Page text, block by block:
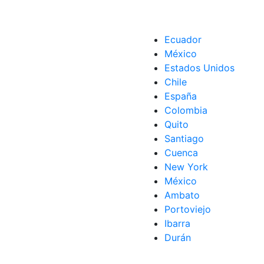
Ecuador
México
Estados Unidos
Chile
España
Colombia
Quito
Santiago
Cuenca
New York
México
Ambato
Portoviejo
Ibarra
Durán